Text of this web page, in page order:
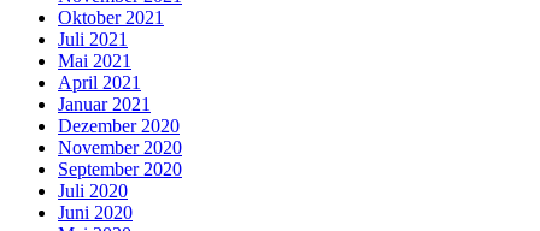
Oktober 2021
Juli 2021
Mai 2021
April 2021
Januar 2021
Dezember 2020
November 2020
September 2020
Juli 2020
Juni 2020